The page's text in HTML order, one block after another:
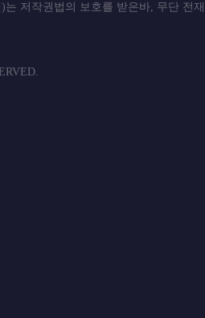
는 저작권법의 보호를 받은바, 무단 전
등을 금합니